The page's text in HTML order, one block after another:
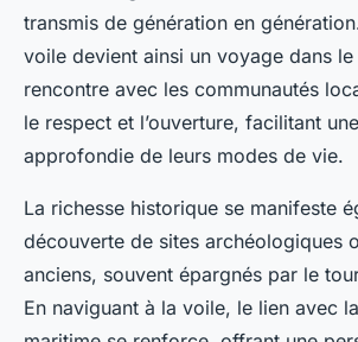
transmis de génération en
voile devient ainsi un voyage dans
rencontre avec les communautés
le respect et l’ouverture, facilitant
approfondie de leurs modes de vie.
La richesse historique se manifeste
découverte de sites archéologiques
anciens, souvent épargnés par le
En naviguant à la voile, le lien avec